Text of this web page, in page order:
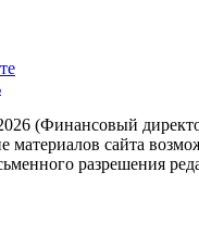
(Финансовый
материалов сайта
разрешения